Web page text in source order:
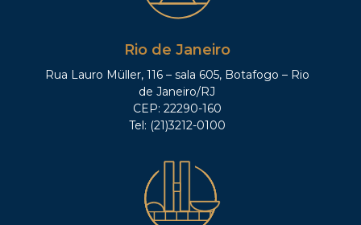
Rio de Janeiro
Rua Lauro Müller, 116 – sala 605, Botafogo – Rio
de Janeiro/RJ
CEP: 22290-160
Tel: (21)3212-0100